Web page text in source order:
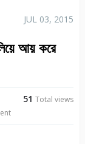
JUL 03, 2015
আয় করে
51Total views